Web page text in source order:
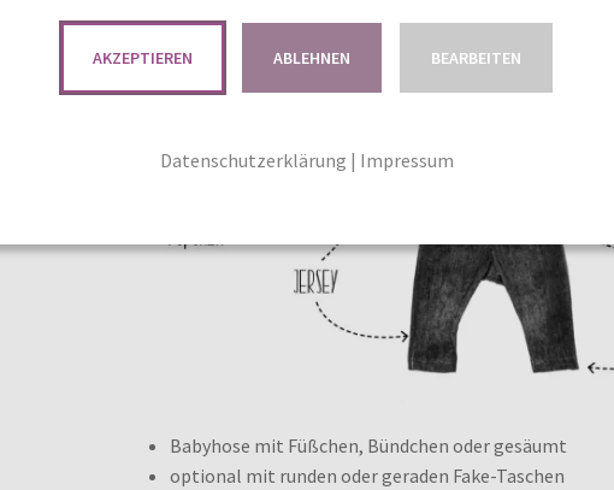
Babyhose mit Füßchen, Bündchen oder gesäumt
optional mit runden oder geraden Fake-Taschen
AKZEPTIEREN ABLEHNEN BEARBEITEN
Datenschutzerklärung | Impressum